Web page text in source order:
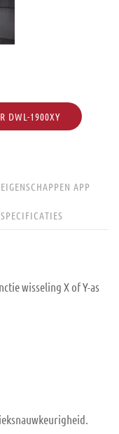
DWL-1900XY
EIGENSCHAPPEN APP
wisseling X of Y-as